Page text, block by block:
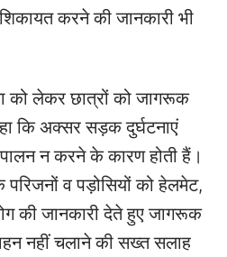
करने की जानकारी भी
को लेकर छात्रों को जागरूक
कि अक्सर सड़क दुर्घटनाएं
न करने के कारण होती हैं।
व पड़ोसियों को हेलमेट,
की जानकारी देते हुए जागरूक
नहीं चलाने की सख्त सलाह